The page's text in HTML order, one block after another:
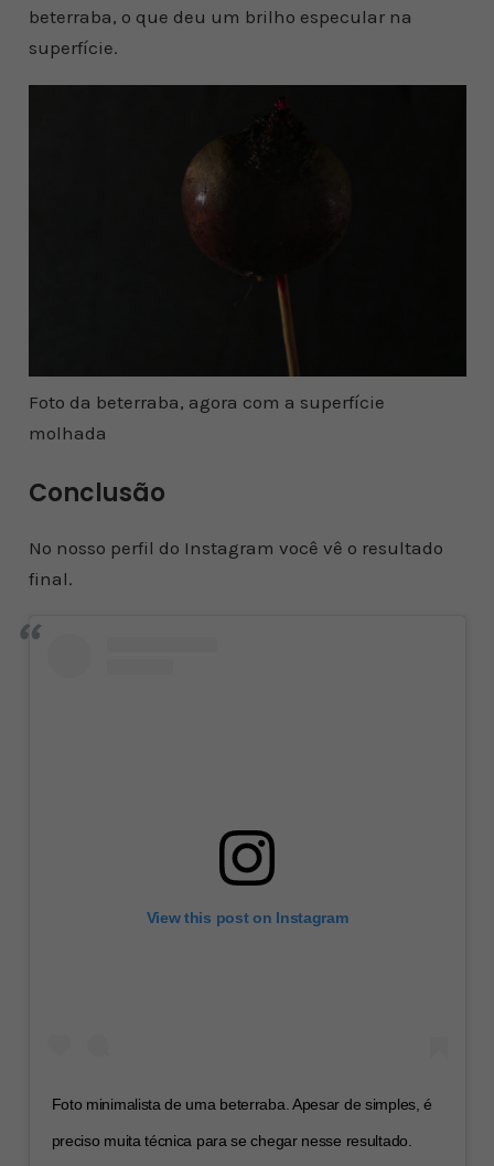
beterraba, o que deu um brilho especular na
superfície.
Foto da beterraba, agora com a superfície
molhada
Conclusão
No nosso perfil do Instagram você vê o resultado
final.
View this post on Instagram
Foto minimalista de uma beterraba. Apesar de simples, é
preciso muita técnica para se chegar nesse resultado.